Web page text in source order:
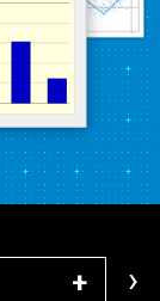
알
›